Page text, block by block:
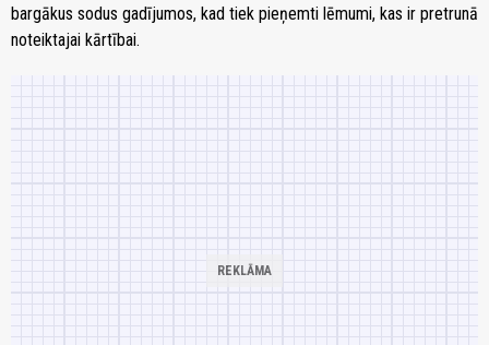
bargākus sodus gadījumos, kad tiek pieņemti lēmumi, kas ir pretrunā
noteiktajai kārtībai.